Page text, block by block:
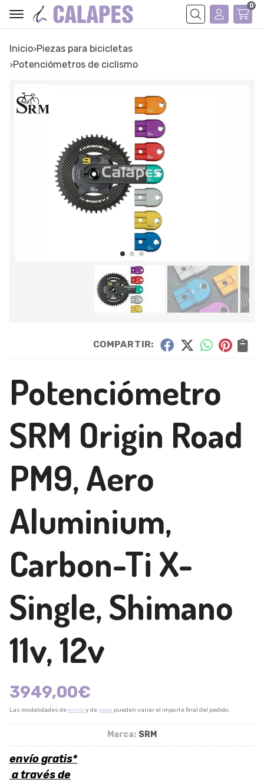
Buscar
0
Inicio
piezas para bicicletas
potenciómetros de ciclismo
COMPARTIR:
Potenciómetro
SRM Origin Road
PM9, Aero
Aluminium,
Carbon-Ti X-
Single, Shimano
11v, 12v
3949,00€
Las modalidades de envío y de pago pueden variar el importe final del pedido.
Marca: SRM
envío gratis*
a través de